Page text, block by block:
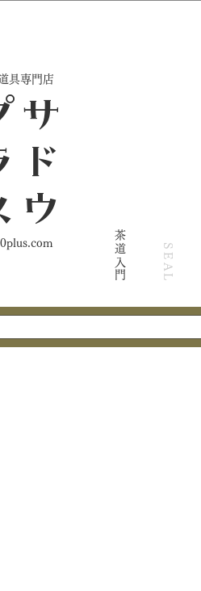
具専門店
サ
ド
ウ
プ
ラ
茶道入門 SEAL